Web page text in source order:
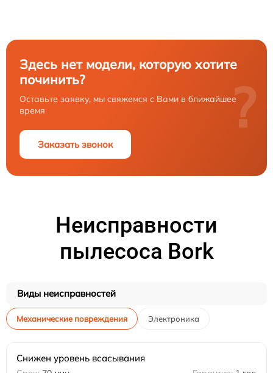
Здесь нет модели, которую хотите
починить?
Оставьте заявку, мы свяжемся с Вами в ближайшее
время
Заказать звонок
?
Неисправности
пылесоса Bork
Виды неисправностей
Механические повреждения Электроника
Снижен уровень всасывания